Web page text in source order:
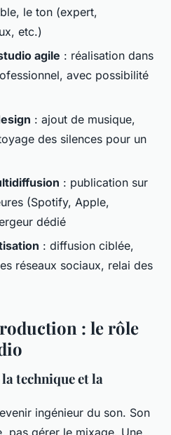
le ton (expert,
etc.)
agile : réalisation dans
avec possibilité
: ajout de musique,
des silences pour un
: publication sur
(Spotify, Apple,
dédié
: diffusion ciblée,
réseaux sociaux, relai des
: le rôle
technique et la
ingénieur du son. Son